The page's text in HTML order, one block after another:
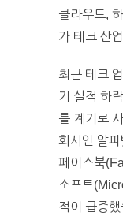
클라우드,
가 테크 산
최근 테크
기 실적 하
를 계기로
회사인 알
페이스북
소프트
적이 급증